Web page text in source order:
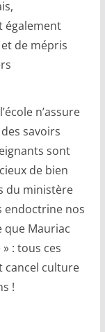
également
de mépris
n’assure
savoirs
sont
de bien
du ministère
endoctrine nos
que Mauriac
: tous ces
cancel culture
!